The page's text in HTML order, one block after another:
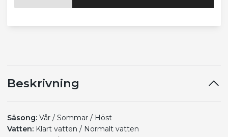
Beskrivning
Säsong: Vår / Sommar / Höst
Vatten: Klart vatten / Normalt vatten